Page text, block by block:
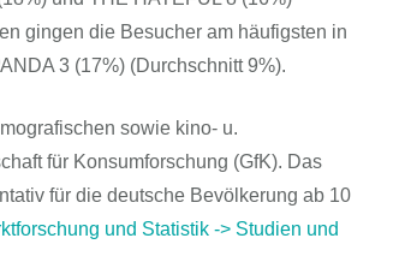
gingen die Besucher am häufigsten in
3 (17%) (Durchschnitt 9%).
sowie kino- u.
für Konsumforschung (GfK). Das
für die deutsche Bevölkerung ab 10
und Statistik -> Studien und